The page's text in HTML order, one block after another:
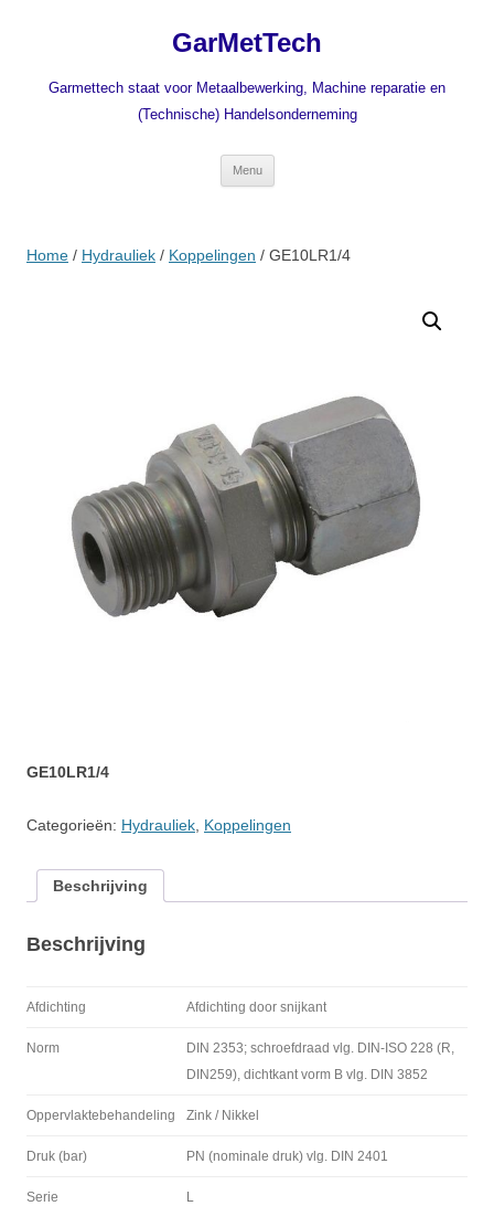
GarMetTech
Garmettech staat voor Metaalbewerking, Machine reparatie en
(Technische) Handelsonderneming
Menu
Home / Hydrauliek / Koppelingen / GE10LR1/4
GE10LR1/4
Categorieën: Hydrauliek Koppelingen
Beschrijving
Beschrijving
Afdichting Afdichting door snijkant
Norm
DIN 2353; schroefdraad vlg. DIN-ISO 228 (R,
DIN259), dichtkant vorm B vlg. DIN 3852
Oppervlaktebehandeling Zink / Nikkel
Druk (bar) PN (nominale druk) vlg. DIN 2401
Serie L